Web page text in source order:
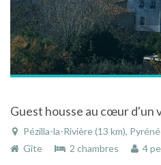
Pézilla-la-Rivière (13 km), Pyrénées-
Gîte
2 chambres 4